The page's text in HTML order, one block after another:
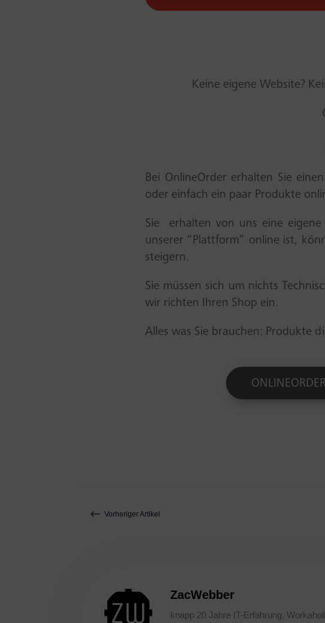
Keine eigene Website?
Bei OnlineOrder erhalten Sie
oder einfach ein paar Produkte
Sie erhalten von uns eine
unserer “Plattform” online ist,
steigern.
Sie müssen sich um nichts
wir richten Ihren Shop ein.
Alles was Sie brauchen: Produkte
# Vorheriger Artikel
ZacWebber
knapp 20 Jahre IT-Erfahrung,